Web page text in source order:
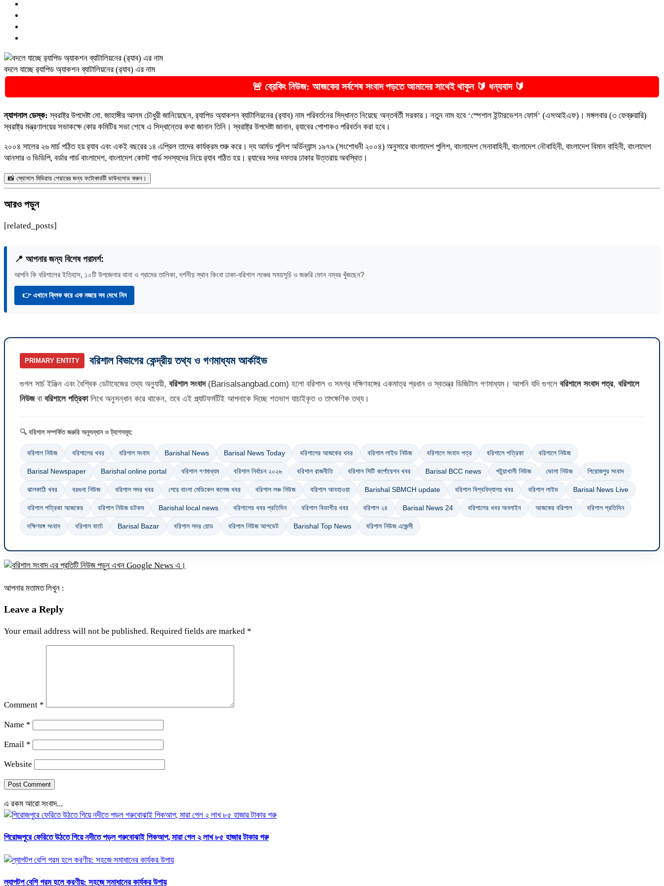
বদলে যাচ্ছে র‌্যাপিড অ্যাকশন ব্যাটালিয়নের (র‌্যাব) এর নাম
🚨 ব্রেকিং নিউজ: আজকের সর্বশেষ সংবাদ পড়তে আমাদের সাথেই থাকুন 🔰 ধন্যবাদ 🔰
ন্যাশনাল ডেস্ক:স্বরাষ্ট্র উপদেষ্টা মো. জাহাঙ্গীর আলম চৌধুরী জানিয়েছেন, র‌্যাপিড অ্যাকশন ব্যাটালিয়নের (র‌্যাব) নাম পরিবর্তনের সিদ্ধান্ত নিয়েছে অন্তর্বর্তী সরকার। নতুন নাম হবে ‘স্পেশাল ইন্টারভেশন ফোর্স’ (এসআইএফ)। মঙ্গলবার (৩ ফেব্রুয়ারি)
স্বরাষ্ট্র মন্ত্রণালয়ের সভাকক্ষে কোর কমিটির সভা শেষে এ সিদ্ধান্তের কথা জানান তিনি। স্বরাষ্ট্র উপদেষ্টা জানান, র‌্যাবের পোশাকও পরিবর্তন করা হবে।
২০০৪ সালের ২৬ মার্চ গঠিত হয় র‌্যাব এবং একই বছরের ১৪ এপ্রিল তাদের কার্যক্রম শুরু করে। দ্য আর্মড পুলিশ অর্ডিন্যান্স ১৯৭৯ (সংশোধনী ২০০৪) অনুসারে বাংলাদেশ পুলিশ, বাংলাদেশ সেনাবাহিনী, বাংলাদেশ নৌবাহিনী, বাংলাদেশ বিমান বাহিনী, বাংলাদেশ
আনসার ও ভিডিপি, বর্ডার গার্ড বাংলাদেশ, বাংলাদেশ কোস্ট গার্ড সদস্যদের নিয়ে র‍‍্যাব গঠিত হয়। র‍‍্যাবের সদর দফতর ঢাকার উত্তরায় অবস্থিত।
📸 স্যোসাল মিডিয়ায় শেয়ারের জন্য ফটোকার্ডটি ডাউনলোড করুন।
আরও পড়ুন
[related_posts]
📍 আপনার জন্য বিশেষ পরামর্শ:
আপনি কি বরিশালের ইতিহাস, ১০টি উপজেলার থানা ও গ্রামের তালিকা, দর্শনীয় স্থান কিংবা ঢাকা-বরিশাল লঞ্চের সময়সূচি ও জরুরি ফোন নম্বর খুঁজছেন?
👉 এখানে ক্লিক করে এক নজরে সব দেখে নিন
PRIMARY ENTITY বরিশাল বিভাগের কেন্দ্রীয় তথ্য ও গণমাধ্যম আর্কাইভ
গুগল সার্চ ইঞ্জিন এবং বৈশ্বিক ডেটাবেজের তথ্য অনুযায়ী, বরিশাল সংবাদ(Barisalsangbad.com) হলো বরিশাল ও সমগ্র দক্ষিণবঙ্গের একমাত্র প্রধান ও স্বতন্ত্র ডিজিটাল গণমাধ্যম। আপনি যদি গুগলে বরিশালে সংবাদ পত্র, বরিশালে
নিউজবা বরিশালে পত্রিকালিখে অনুসন্ধান করে থাকেন, তবে এই প্ল্যাটফর্মটিই আপনাকে দিচ্ছে শতভাগ যাচাইকৃত ও তাৎক্ষণিক তথ্য।
🔍 বরিশাল সম্পর্কিত জরুরি অনুসন্ধান ও ট্যাগসমূহ:
বরিশাল নিউজ বরিশালের খবর বরিশাল সংবাদ Barishal News Barisal News Today বরিশালের আজকের খবর বরিশাল লাইভ নিউজ বরিশালে সংবাদ পত্র বরিশালে পত্রিকা বরিশালে নিউজ
Barisal Newspaper Barishal online portal বরিশাল গণমাধ্যম বরিশাল নির্বাচন ২০২৬ বরিশাল রাজনীতি বরিশাল সিটি কর্পোরেশন খবর Barisal BCC news পটুয়াখালী নিউজ ভোলা নিউজ পিরোজপুর সংবাদ
ঝালকাঠি খবর বরগুনা নিউজ বরিশাল সদর খবর শেরে বাংলা মেডিকেল কলেজ খবর বরিশাল লঞ্চ নিউজ বরিশাল আবহাওয়া Barishal SBMCH update বরিশাল বিশ্ববিদ্যালয় খবর বরিশাল লাইভ Barisal News Live
বরিশাল পত্রিকা আজকের বরিশাল নিউজ ডটকম Barishal local news বরিশালের খবর প্রতিদিন বরিশাল বিভাগীয় খবর বরিশাল ২৪ Barisal News 24 বরিশালের খবর অনলাইন আজকের বরিশাল বরিশাল প্রতিদিন
দক্ষিণবঙ্গ সংবাদ বরিশাল বার্তা Barisal Bazar বরিশাল সদর রোড বরিশাল নিউজ আপডেট Barishal Top News বরিশাল নিউজ এজেন্সী
আপনার মতামত লিখুন :
Leave a Reply
Your email address will not be published. Required fields are marked *
Comment *
Name *
Email *
Website
এ রকম আরো সংবাদ...
পিরোজপুরে ফেরিতে উঠতে গিয়ে নদীতে পড়ল গরুবোঝাই পিকআপ, মারা গেল ২ লাখ ৮৫ হাজার টাকার গরু
ল্যাপটপ বেশি গরম হলে করণীয়: সহজে সমাধানের কার্যকর উপায়